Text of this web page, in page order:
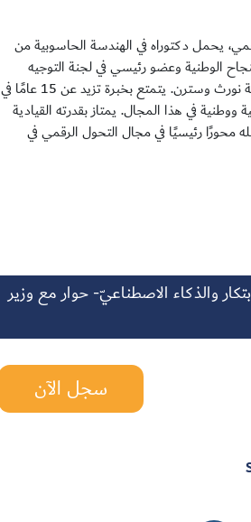
يحمل دكتوراه في الهندسة الحاسوبية من
الوطنية وعضو رئيسي في لجنة التوجيه
بمختبر الذكاء الاصطناعي وتعلم الآلة وتحليل البيانات في جامعة نورث وسترن. يتمتع بخبرة تزيد عن 15 عامًا في
في هذا المجال. يمتاز بقدرته القيادية
محورًا رئيسيًا في مجال التحول الرقمي في
والذكاء الاصطناعيّ- حوار مع وزير
سجل الآن